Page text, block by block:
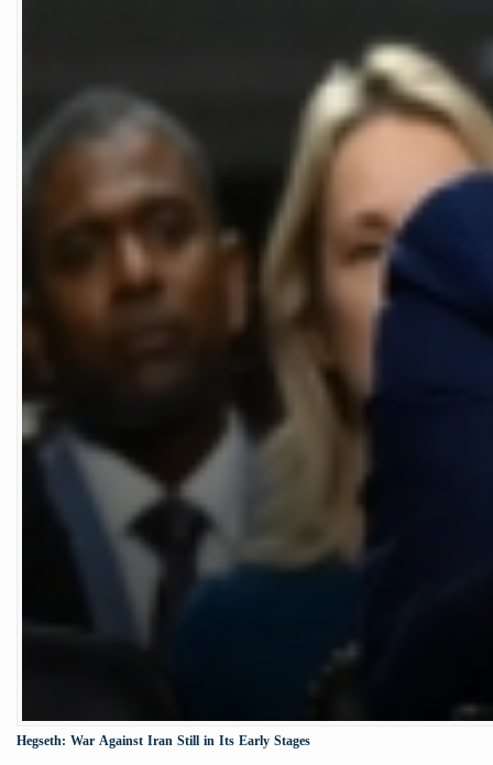
Hegseth: War Against Iran Still in Its Early Stages